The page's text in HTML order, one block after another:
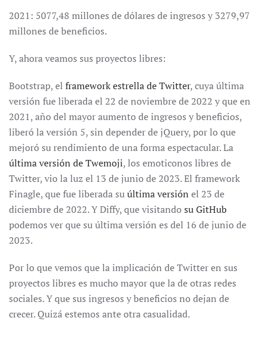
2021: 5077,48 millones de dólares de ingresos y 3279,97
millones de beneficios.
Y, ahora veamos sus proyectos libres:
Bootstrap, el framework estrella de Twitter, cuya última
versión fue liberada el 22 de noviembre de 2022 y que en
2021, año del mayor aumento de ingresos y beneficios,
liberó la versión 5, sin depender de jQuery, por lo que
mejoró su rendimiento de una forma espectacular. La
última versión de Twemoji, los emoticonos libres de
Twitter, vio la luz el 13 de junio de 2023. El framework
Finagle, que fue liberada suúltima versión el 23 de
diciembre de 2022. Y Diffy, que visitando su GitHub
podemos ver que su última versión es del 16 de junio de
2023.
Por lo que vemos que la implicación de Twitter en sus
proyectos libres es mucho mayor que la de otras redes
sociales. Y que sus ingresos y beneficios no dejan de
crecer. Quizá estemos ante otra casualidad.